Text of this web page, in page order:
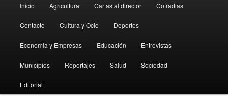
principal
Inicio Agricultura Cartas al director Cofradias
Contacto Cultura y Ocio Deportes
Economia y Empresas Educación Entrevistas
Municipios Reportajes Salud Sociedad
Editorial